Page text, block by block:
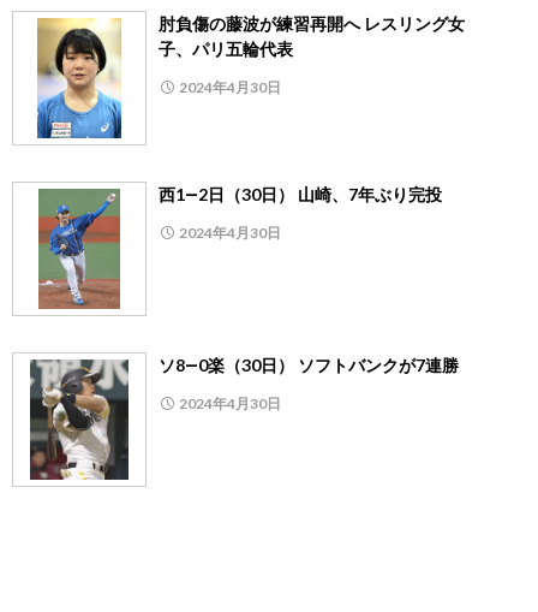
肘負傷の藤波が練習再開へ レスリング女
子、パリ五輪代表
2024年4月30日
西1―2日（30日） 山崎、7年ぶり完投
2024年4月30日
ソ8―0楽（30日） ソフトバンクが7連勝
2024年4月30日